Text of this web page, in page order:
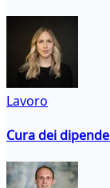
Lavoro
Cura dei